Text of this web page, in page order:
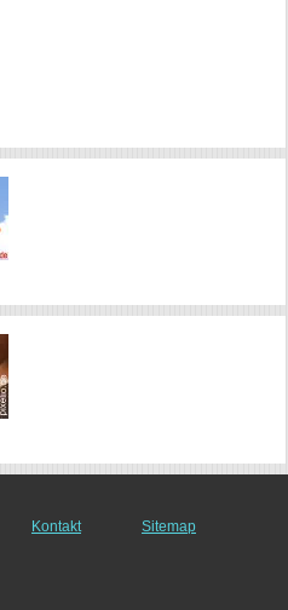
Kontakt
Sitemap